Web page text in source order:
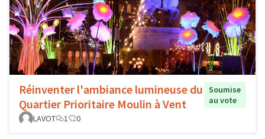
Réinventer l'ambiance lumineuse du
Quartier Prioritaire Moulin à Vent
Soumise
au vote
LAVOT
1 0